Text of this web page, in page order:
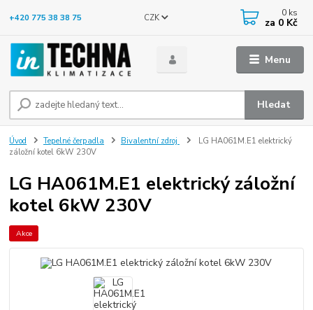
Menu
CZK
Hledat
+420 775 38 38 75 0 ks
za 0 Kč
Úvod Tepelné čerpadla Bivalentní zdroj
LG HA061M.E1 elektrický
záložní kotel 6kW 230V
LG HA061M.E1 elektrický záložní
kotel 6kW 230V
Akce